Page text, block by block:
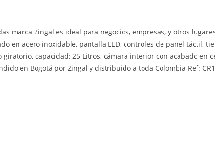
marca Zingal es ideal para negocios, empresas, y otros
en acero inoxidable, pantalla LED, controles de panel táctil,
giratorio, capacidad: 25 Litros, cámara interior con acabado en
en Bogotá por Zingal y distribuido a toda Colombia Ref: